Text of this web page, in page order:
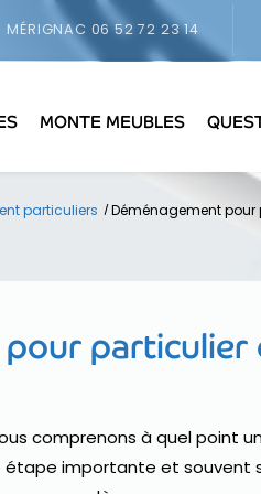
MÉRIGNAC 06 52 72 23 14
MONTE MEUBLES
particuliers Déménagement pour
particulier
comprenons à quel point
importante et souvent